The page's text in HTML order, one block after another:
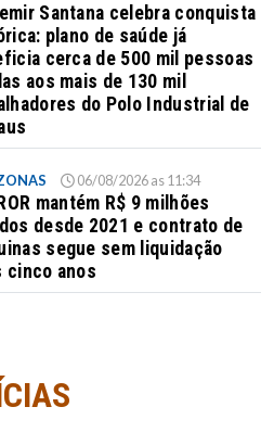
Santana celebra conquista
plano de saúde já
cerca de 500 mil pessoas
aos mais de 130 mil
do Polo Industrial de
06/08/2026 as 11:34
mantém R$ 9 milhões
desde 2021 e contrato de
segue sem liquidação
cinco anos